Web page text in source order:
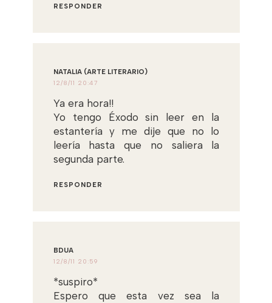
RESPONDER
NATALIA (ARTE LITERARIO)
12/8/11 20:47
Ya era hora!!
Yo tengo Éxodo sin leer en la
estantería y me dije que no lo
leería hasta que no saliera la
segunda parte.
RESPONDER
BDUA
12/8/11 20:59
*suspiro*
Espero que esta vez sea la